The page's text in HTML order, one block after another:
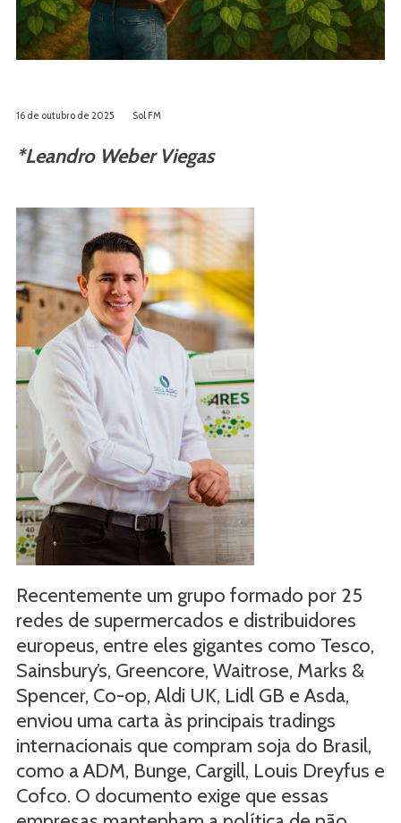
16 de outubro de 2025 Sol FM
*Leandro Weber Viegas
Recentemente um grupo formado por 25
redes de supermercados e distribuidores
europeus, entre eles gigantes como Tesco,
Sainsbury’s, Greencore, Waitrose, Marks &
Spencer, Co-op, Aldi UK, Lidl GB e Asda,
enviou uma carta às principais tradings
internacionais que compram soja do Brasil,
como a ADM, Bunge, Cargill, Louis Dreyfus e
Cofco. O documento exige que essas